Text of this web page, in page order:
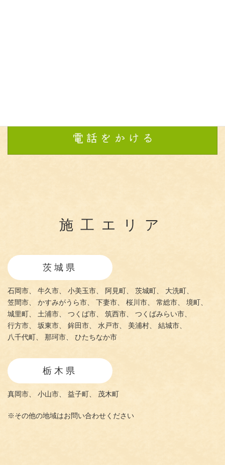
施工エリア
茨城県
石岡市、 牛久市、 小美玉市、 阿見町、 茨城町、
大洗町、
笠間市、
かすみがうら市、 下妻市、 桜川市、 常総市、
境町、
城里町、
土浦市、 つくば市、 筑西市、
つくばみらい市、
行方市、
坂東市、 鉾田市、 水戸市、 美浦村、
結城市、
八千代町、
那珂市、 ひたちなか市
栃木県
真岡市、 小山市、 益子町、 茂木町
※その他の地域はお問い合わせください